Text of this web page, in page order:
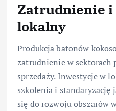
Zatrudnienie i
lokalny
Produkcja batonów
zatrudnienie w sektorach
sprzedaży. Inwestycje w
szkolenia i standaryzację
się do rozwoju obszarów